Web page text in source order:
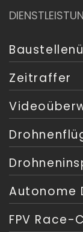
Zeitraffer
Autonome
FPV Race-